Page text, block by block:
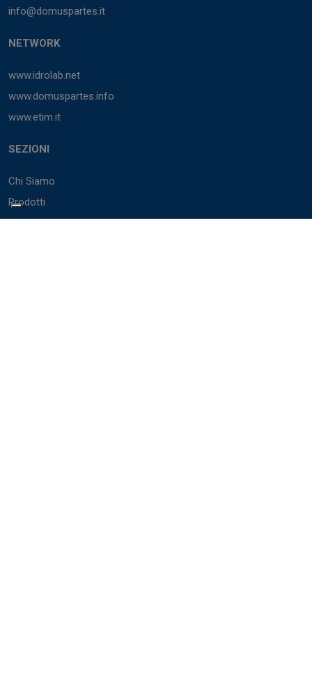
info@domuspartes.it
NETWORK
www.idrolab.net
www.domuspartes.info
www.etim.it
SEZIONI
Chi Siamo
Prodotti
Marchi